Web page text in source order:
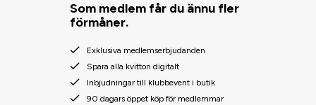
Som medlem får du ännu fler
förmåner.
Exklusiva medlemserbjudanden
Spara alla kvitton digitalt
Inbjudningar till klubbevent i butik
90 dagars öppet köp för medlemmar